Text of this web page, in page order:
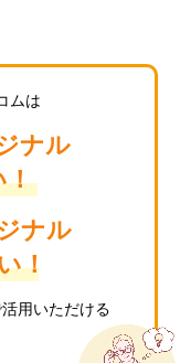
ムは
ナル
！
ナル
！
用いただける